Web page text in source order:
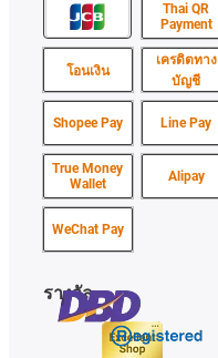
Thai QR
Payment
โอนเงิน
เครดิตทาง
บัญชี
Shopee Pay Line Pay
True Money
Wallet
Alipay
WeChat Pay
รางวัล